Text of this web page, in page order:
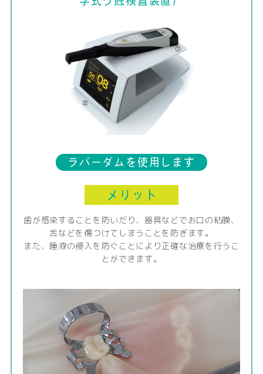
ラバーダムを使用します
歯が感染することを防いだり、器具などでお口の粘膜、
舌などを傷つけてしまうことを防ぎます。
また、唾液の侵入を防ぐことにより正確な治療を行うこ
とができます。